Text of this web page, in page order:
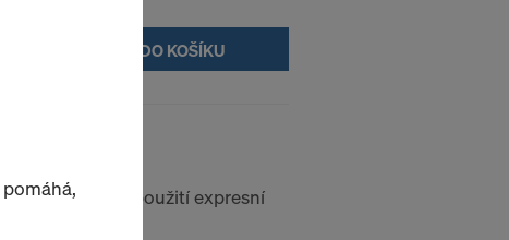
DO KOŠÍKU
opakované použití expresní